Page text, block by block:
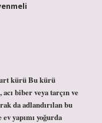
kürü Bu kürü
biber veya tarçın ve
da adlandırılan bu
yapımı yoğurda